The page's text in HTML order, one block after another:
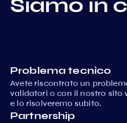
Siamo in
Problema tecnico
Avete riscontrato un
validatori o con il nostro sito
e lo risolveremo subito.
Partnership